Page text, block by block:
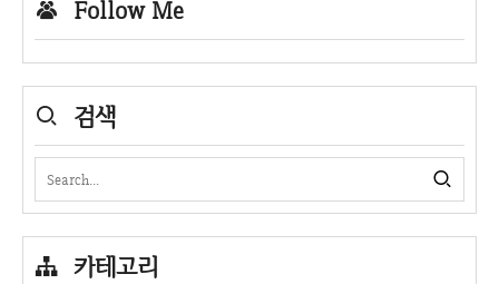
Follow Me
검색
카테고리